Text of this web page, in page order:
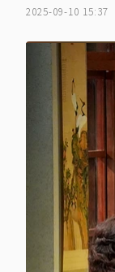
2025-09-10 15:37